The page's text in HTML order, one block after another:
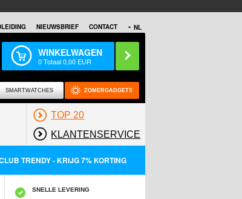
NL
NIEUWSBRIEF CONTACT
WINKELWAGEN
0Totaal0,00 EUR
SMARTWATCHES ZOMERGADGETS
TOP 20
KLANTENSERVICE
TRENDY - KRIJG 7% KORTING
SNELLE LEVERING